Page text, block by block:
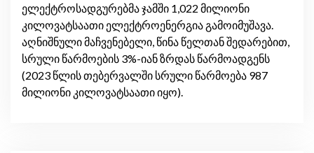
ელექტროსადგურებმა ჯამში 1,022 მილიონი
კილოვატსაათი ელექტროენერგია გამოიმუშავა.
აღნიშნული მაჩვენებელი, წინა წელთან შედარებით,
სრული წარმოების 3%-იან ზრდას წარმოადგენს
(2023 წლის თებერვალში სრული წარმოება 987
მილიონი კილოვატსაათი იყო).